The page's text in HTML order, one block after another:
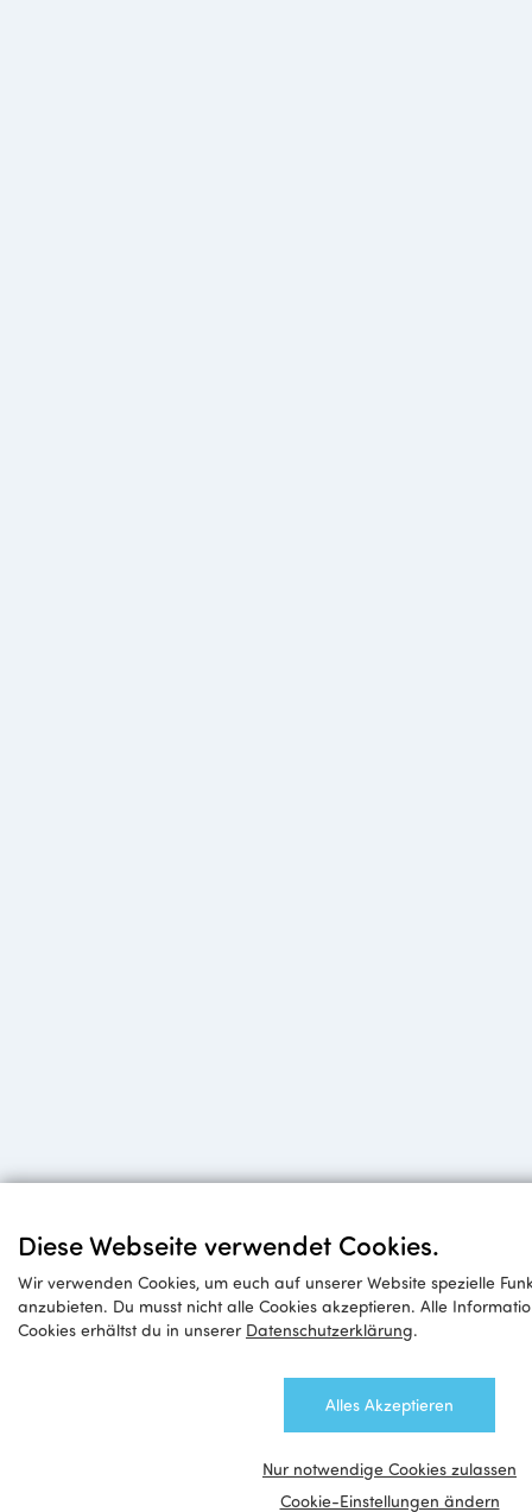
Diese Webseite verwendet Cookies.
Wir verwenden Cookies, um euch auf unserer Website spezielle
anzubieten. Du musst nicht alle Cookies akzeptieren. Alle
Cookies erhältst du in unserer Datenschutzerklärung.
Alles Akzeptieren
Nur notwendige Cookies zulassen
Cookie-Einstellungen ändern